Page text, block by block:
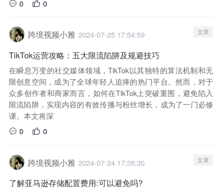
0
0
跨境视频小雅 2024-07-25 17:54:59 文章
TikTok运营攻略：五大限流陷阱及规避技巧
在瞬息万变的社交媒体领域，TikTok以其独特的算法机制和无
限创意空间，成为了全球年轻人追捧的热门平台。然而，对于
众多创作者和商家而言，如何在TikTok上突破重围，避免陷入
限流陷阱，实现内容的有效传播与粉丝增长，成为了一门必修
课。本文将深
0
0
跨境视频小雅 2024-07-24 17:38:30 文章
了解亚马逊存储配置费用:可以避免吗?